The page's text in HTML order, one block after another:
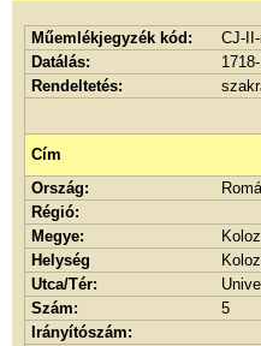
Műemlékjegyzék kód:
CJ-
Datálás:
Rendeltetés:
Cím
Ország:
Régió:
Megye:
Helység
Utca/Tér:
Szám:
5
Irányítószám: